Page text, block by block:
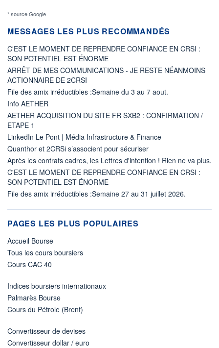
* source Google
MESSAGES LES PLUS RECOMMANDÉS
C'EST LE MOMENT DE REPRENDRE CONFIANCE EN CRSI :
SON POTENTIEL EST ÉNORME
ARRÊT DE MES COMMUNICATIONS - JE RESTE NÉANMOINS
ACTIONNAIRE DE 2CRSI
File des amix irréductibles :Semaine du 3 au 7 aout.
Info AETHER
AETHER ACQUISITION DU SITE FR SXB2 : CONFIRMATION /
ETAPE 1
LinkedIn Le Pont | Média Infrastructure & Finance
Quanthor et 2CRSi s’associent pour sécuriser
Après les contrats cadres, les Lettres d'intention ! Rien ne va plus.
C'EST LE MOMENT DE REPRENDRE CONFIANCE EN CRSI :
SON POTENTIEL EST ÉNORME
File des amix irréductibles :Semaine 27 au 31 juillet 2026.
PAGES LES PLUS POPULAIRES
Accueil Bourse
Tous les cours boursiers
Cours CAC 40
Indices boursiers internationaux
Palmarès Bourse
Cours du Pétrole (Brent)
Convertisseur de devises
Convertisseur dollar / euro